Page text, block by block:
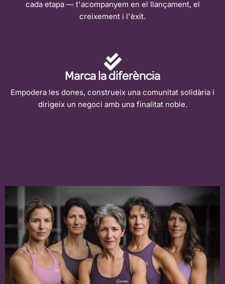
cada etapa — t'acompanyem en el llançament, el
creixement i l'èxit.
Marca la diferència
Empodera les dones, construeix una comunitat solidària i
dirigeix un negoci amb una finalitat noble.